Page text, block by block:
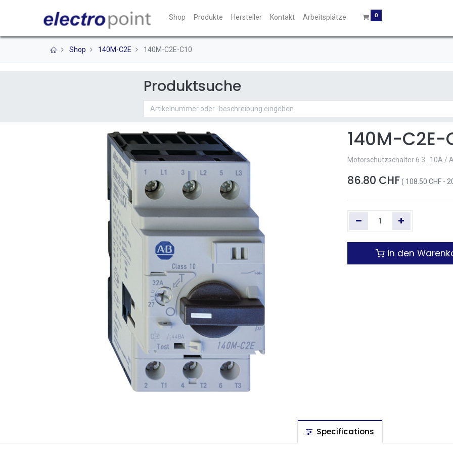
Shop Produkte Hersteller Kontakt Arbeitsplätze 0
Shop 140M-C2E 140M-C2E-C10
Produktsuche
140M-C2E-
Motorschutzschalter 6.3...10A /
86.80 CHF( 108.50 CHF -
in den
Specifications